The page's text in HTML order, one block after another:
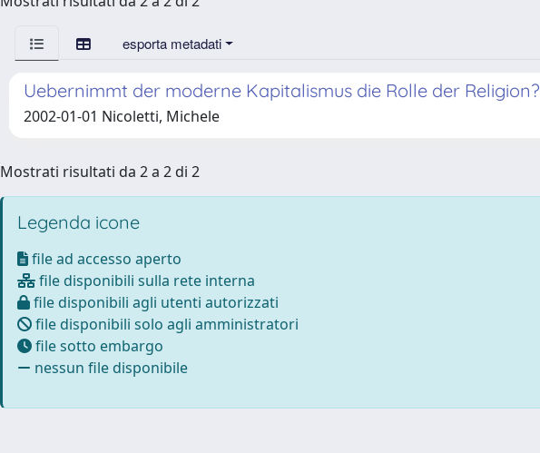
esporta metadati
Uebernimmt der moderne Kapitalismus die Rolle der Religion?
2002-01-01 Nicoletti, Michele
Mostrati risultati da 2 a 2 di 2
Legenda icone
file ad accesso aperto
file disponibili sulla rete interna
file disponibili agli utenti autorizzati
file disponibili solo agli amministratori
file sotto embargo
nessun file disponibile